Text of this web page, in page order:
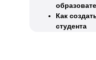
Как
студента